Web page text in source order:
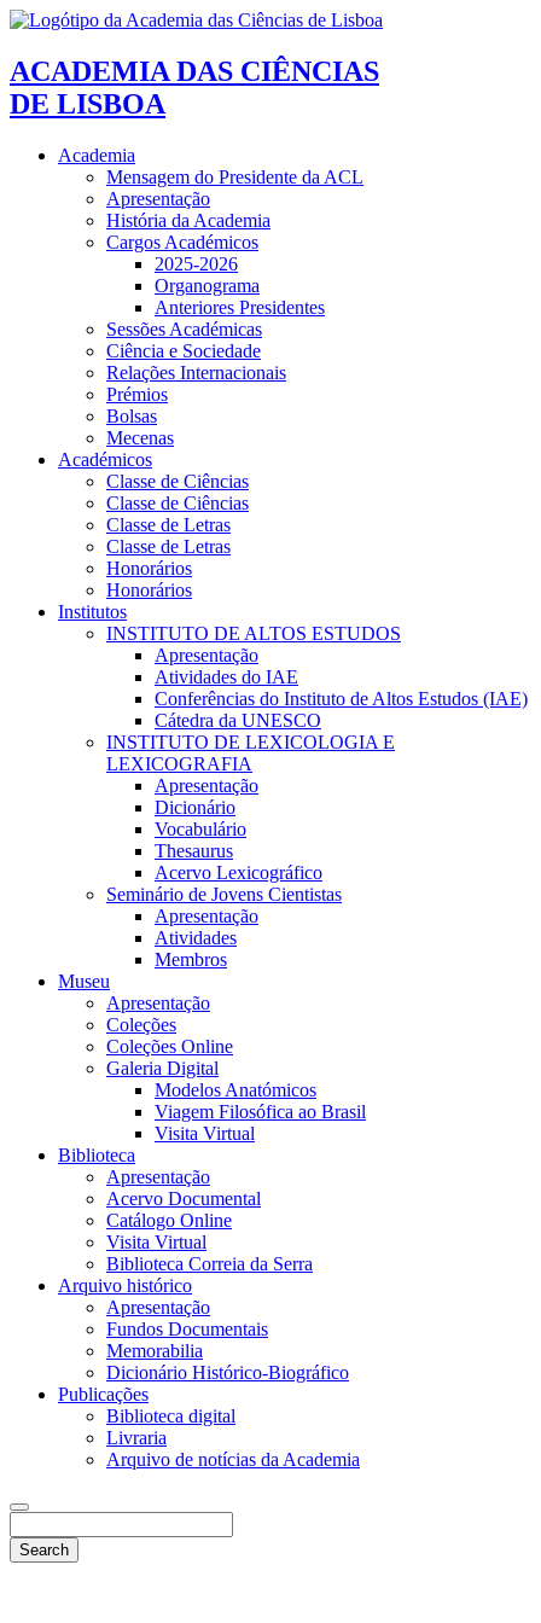
ACADEMIA DAS CIÊNCIAS
DE LISBOA
Academia
Mensagem do Presidente da ACL
Apresentação
História da Academia
Cargos Académicos
2025-2026
Organograma
Anteriores Presidentes
Sessões Académicas
Ciência e Sociedade
Relações Internacionais
Prémios
Bolsas
Mecenas
Académicos
Classe de Ciências
Classe de Ciências
Classe de Letras
Classe de Letras
Honorários
Honorários
Institutos
INSTITUTO DE ALTOS ESTUDOS
Apresentação
Atividades do IAE
Conferências do Instituto de Altos Estudos (IAE)
Cátedra da UNESCO
INSTITUTO DE LEXICOLOGIA E
LEXICOGRAFIA
Apresentação
Dicionário
Vocabulário
Thesaurus
Acervo Lexicográfico
Seminário de Jovens Cientistas
Apresentação
Atividades
Membros
Museu
Apresentação
Coleções
Coleções Online
Galeria Digital
Modelos Anatómicos
Viagem Filosófica ao Brasil
Visita Virtual
Biblioteca
Apresentação
Acervo Documental
Catálogo Online
Visita Virtual
Biblioteca Correia da Serra
Arquivo histórico
Apresentação
Fundos Documentais
Memorabilia
Dicionário Histórico-Biográfico
Publicações
Biblioteca digital
Livraria
Arquivo de notícias da Academia